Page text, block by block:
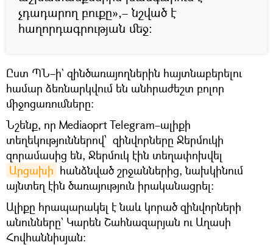
չդադարող բուքը»,– նշված է
հաղորդագրության մեջ։
Ըստ ՊՆ–ի` զինծառայողներին հայտնաբերելու
համար ձեռնարկվում են անհրաժեշտ բոլոր
միջոցառումները։
Նշենք, որ Mediaoprt Telegram–ալիքի
տեղեկություններով՝ զինվորները Ջերմուկի
զորամասից են, Ջերմուկ էին տեղափոխվել
Արցախի հանձնված շրջաններից, նախկինում
այնտեղ էին ծառայություն իրականացրել։
Ալիքը հրապարակել է նաև կորած զինվորների
անունները` Կարեն Շահնազարյան ու Աղասի
Հովհաննիսյան։